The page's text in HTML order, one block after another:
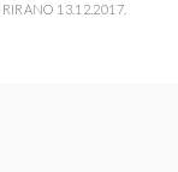
13.12.2017.